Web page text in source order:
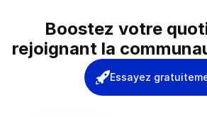
Boostez votre
rejoignant la
Essayez